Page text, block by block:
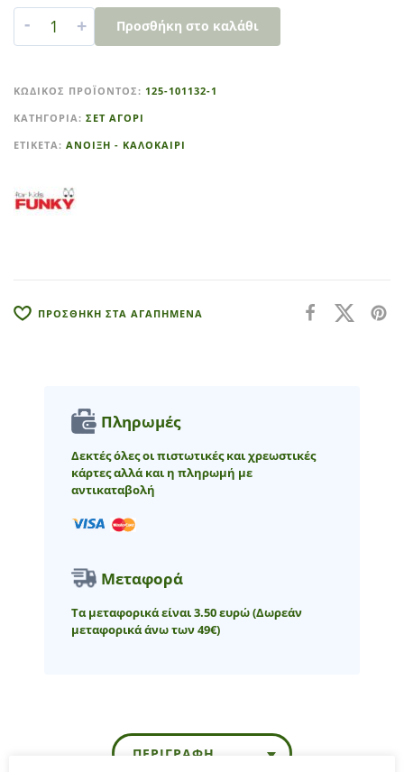
- + Προσθήκη στο καλάθι
t
e
r
t
ΚΩΔΙΚΌΣ ΠΡΟΪΌΝΤΟΣ: 125-101132-1
ΚΑΤΗΓΟΡΊΑ: ΣΕΤ ΑΓΟΡΙ
ΕΤΙΚΈΤΑ: ΑΝΟΙΞΗ - ΚΑΛΟΚΑΙΡΙ
ΠΡΟΣΘΗΚΗ ΣΤΑ ΑΓΑΠΗΜΕΝΑ
Πληρωμές
Δεκτές όλες οι πιστωτικές και χρεωστικές
κάρτες αλλά και η πληρωμή με
αντικαταβολή
Μεταφορά
Τα μεταφορικά είναι 3.50 ευρώ(Δωρεάν
μεταφορικά άνω των 49€)
ΠΕΡΙΓΡΑΦΉ